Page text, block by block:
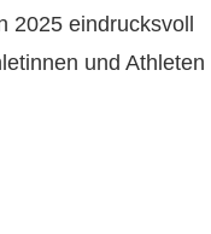
eindrucksvoll
und Athleten